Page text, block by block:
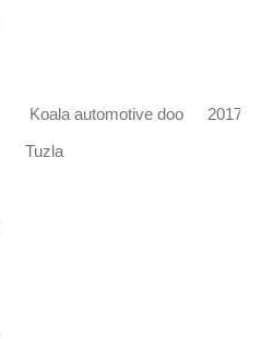
Koala automotive doo
Tuzla
2017